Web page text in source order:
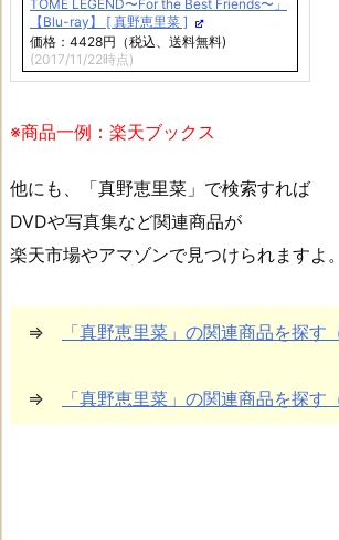
TOME LEGEND〜For the Best Friends〜」
【Blu-ray】 [ 真野恵里菜 ]
価格：4428円（税込、送料無料)
(2017/11/22時点)
※商品一例：楽天ブックス
他にも、「真野恵里菜」で検索すれば
DVDや写真集など関連商品が
楽天市場やアマゾンで見つけられますよ。
⇒ 「真野恵里菜」の関連商品を探す
⇒ 「真野恵里菜」の関連商品を探す